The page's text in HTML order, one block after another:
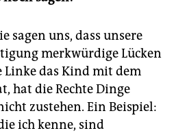
sagen uns, dass unsere
merkwürdige Lücken
Linke das Kind mit dem
hat die Rechte Dinge
zustehen. Ein Beispiel:
ich kenne, sind